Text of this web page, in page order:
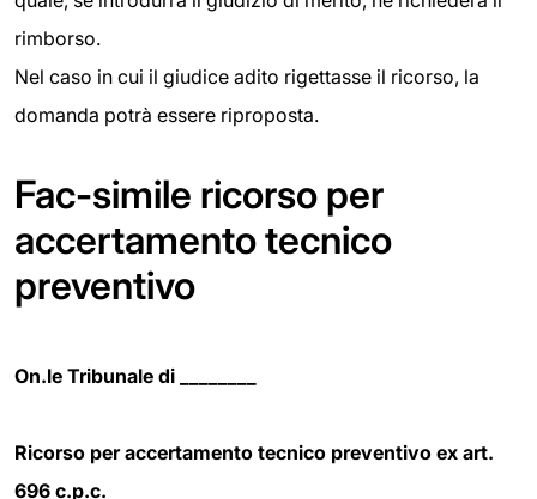
rimborso.
Nel caso in cui il giudice adito rigettasse il ricorso, la
domanda potrà essere riproposta.
Fac-simile ricorso per
accertamento tecnico
preventivo
On.le Tribunale di ________
Ricorso per accertamento tecnico preventivo ex art.
696 c.p.c.